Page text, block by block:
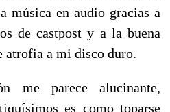
música en audio gracias a
de castpost y a la buena
atrofia a mi disco duro.
me parece alucinante,
es como toparse